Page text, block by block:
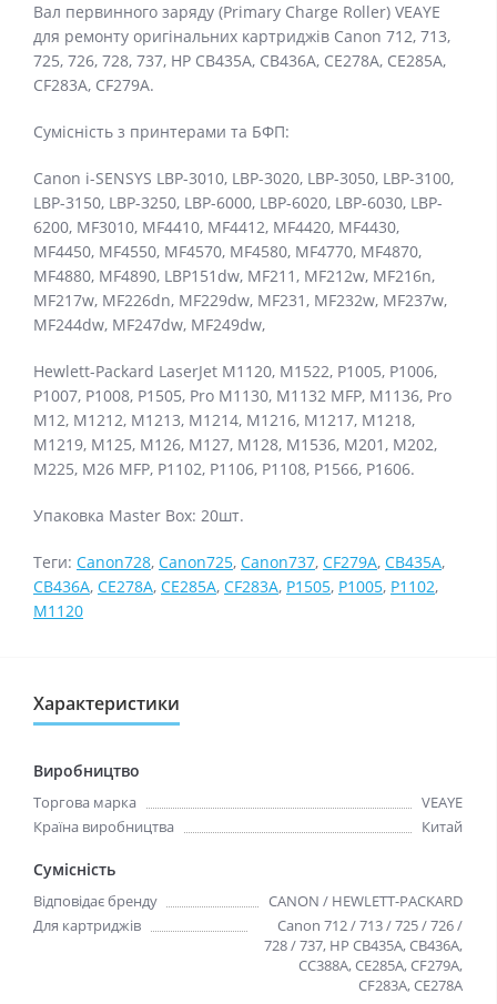
Вал первинного заряду (Primary Charge Roller) VEAYE
для ремонту оригінальних картриджів Canon 712, 713,
725, 726, 728, 737, HP CB435A, CB436A, CE278A, CE285A,
CF283A, CF279A.
Сумісність з принтерами та БФП:
Canon i-SENSYS LBP-3010, LBP-3020, LBP-3050, LBP-3100,
LBP-3150, LBP-3250, LBP-6000, LBP-6020, LBP-6030, LBP-
6200, MF3010, MF4410, MF4412, MF4420, MF4430,
MF4450, MF4550, MF4570, MF4580, MF4770, MF4870,
MF4880, MF4890, LBP151dw, MF211, MF212w, MF216n,
MF217w, MF226dn, MF229dw, MF231, MF232w, MF237w,
MF244dw, MF247dw, MF249dw,
Hewlett-Packard LaserJet M1120, M1522, P1005, P1006,
P1007, P1008, P1505, Pro M1130, M1132 MFP, M1136, Pro
M12, M1212, M1213, M1214, M1216, M1217, M1218,
M1219, M125, M126, M127, M128, M1536, M201, M202,
M225, M26 MFP, P1102, P1106, P1108, P1566, P1606.
Упаковка Master Box: 20шт.
Теги: Canon728, Canon725, Canon737, CF279A, CB435A,
CB436A, CE278A, CE285A, CF283A, P1505, P1005, P1102,
M1120
Характеристики
Виробництво
Торгова марка
VEAYE
Країна виробництва
Китай
Сумісність
Відповідає бренду
CANON / HEWLETT-PACKARD
Для картриджів
Canon 712 / 713 / 725 / 726 /
728 / 737, HP CB435A, CB436A,
CC388A, CE285A, CF279A,
CF283A, CE278A